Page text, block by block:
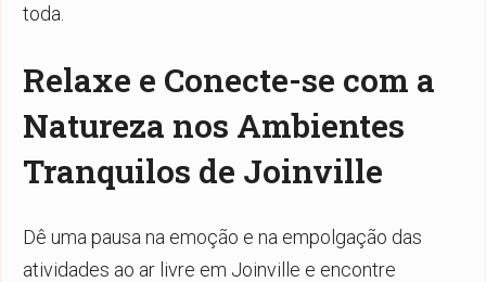
toda.
Relaxe e Conecte-se com a
Natureza nos Ambientes
Tranquilos de Joinville
Dê uma pausa na emoção e na empolgação das
atividades ao ar livre em Joinville e encontre